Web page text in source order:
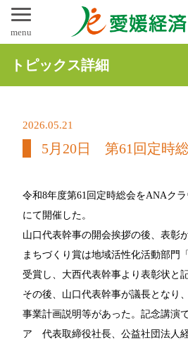
menu
トピックス詳細
2026.05.21
5月20日 第61回定時
令和8年度第61回定時総会をANAク
にて開催した。
山口代表幹事の開会挨拶の後、表彰
まちづくり賞は地域活性化活動部門
受賞し、大西代表幹事より表彰状と
その後、山口代表幹事が議長となり
事業計画説明等があった。記念講演
ア 代表取締役社長、公益社団法人